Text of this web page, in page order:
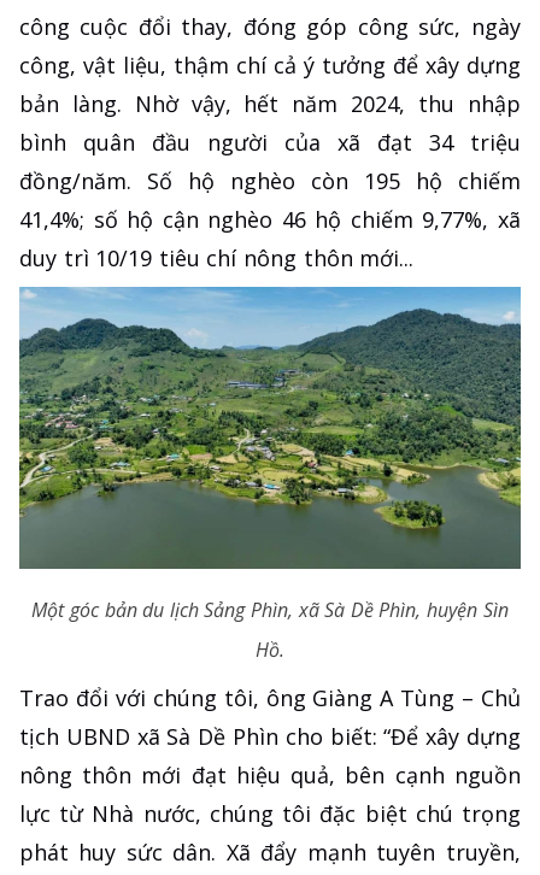
công cuộc đổi thay, đóng góp công sức, ngày
công, vật liệu, thậm chí cả ý tưởng để xây dựng
bản làng. Nhờ vậy, hết năm 2024, thu nhập
bình quân đầu người của xã đạt 34 triệu
đồng/năm. Số hộ nghèo còn 195 hộ chiếm
41,4%; số hộ cận nghèo 46 hộ chiếm 9,77%, xã
duy trì 10/19 tiêu chí nông thôn mới...
Một góc bản du lịch Sảng Phìn, xã Sà Dề Phìn, huyện Sìn
Hồ.
Trao đổi với chúng tôi, ông Giàng A Tùng – Chủ
tịch UBND xã Sà Dề Phìn cho biết: “Để xây dựng
nông thôn mới đạt hiệu quả, bên cạnh nguồn
lực từ Nhà nước, chúng tôi đặc biệt chú trọng
phát huy sức dân. Xã đẩy mạnh tuyên truyền,